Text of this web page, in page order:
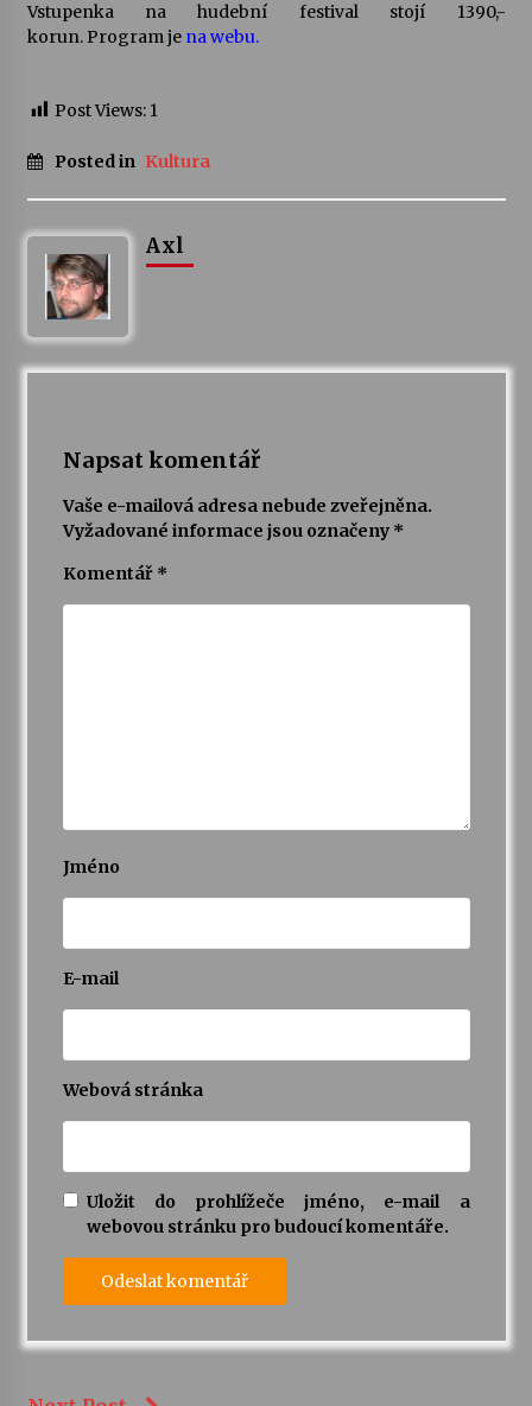
Petr Adamec – Malovaný svět
30. 6. 2026
Vstupenka na hudební festival stojí 1390,-
korun. Program je na webu.
Post Views: 1
Posted in Kultura
Axl
Napsat komentář
Vaše e-mailová adresa nebude zveřejněna.
Vyžadované informace jsou označeny *
Komentář *
Jméno
E-mail
Webová stránka
Uložit do prohlížeče jméno, e-mail a
webovou stránku pro budoucí komentáře.